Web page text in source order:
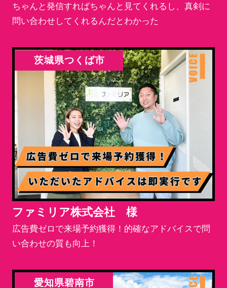
ちゃんと発信すればちゃんと見てくれるし、真剣に
問い合わせしてくれるんだとわかった
茨城県つくば市
ファミリア株式会社 様
広告費ゼロで来場予約獲得！的確なアドバイスで問
い合わせの質も向上！
愛知県碧南市